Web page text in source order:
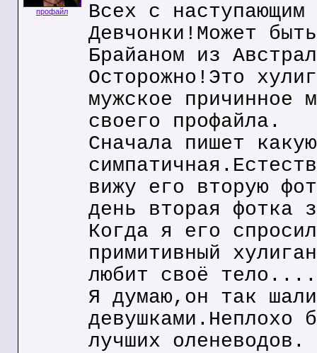
профайл
Всех с наступающим
Девчонки!Может
Брайаном из
Осторожно!Это
мужское причинное
своего профайла.
Сначала пишет
вижу его вторую
день вторая фотка
Когда я его
примитивный
любит своё тело....
Я думаю,он так
девушками.Неплохо
лучших оленеводов.